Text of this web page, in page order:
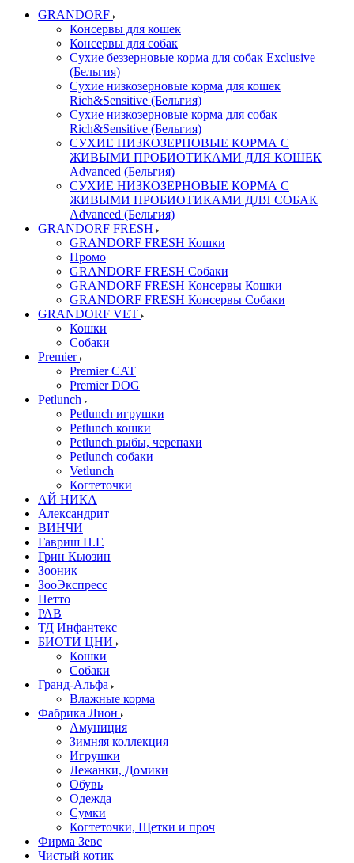
GRANDORF
Консервы для кошек
Консервы для собак
Сухие беззерновые корма для собак Exclusive
(Бельгия)
Сухие низкозерновые корма для кошек
Rich&Sensitive (Бельгия)
Сухие низкозерновые корма для собак
Rich&Sensitive (Бельгия)
СУХИЕ НИЗКОЗЕРНОВЫЕ КОРМА С
ЖИВЫМИ ПРОБИОТИКАМИ ДЛЯ КОШЕК
Advanced (Бельгия)
СУХИЕ НИЗКОЗЕРНОВЫЕ КОРМА С
ЖИВЫМИ ПРОБИОТИКАМИ ДЛЯ СОБАК
Advanced (Бельгия)
GRANDORF FRESH
GRANDORF FRESH Кошки
Промо
GRANDORF FRESH Собаки
GRANDORF FRESH Консервы Кошки
GRANDORF FRESH Консервы Собаки
GRANDORF VET
Кошки
Собаки
Premier
Premier CAT
Premier DOG
Petlunch
Petlunch игрушки
Petlunch кошки
Petlunch рыбы, черепахи
Petlunch собаки
Vetlunch
Когтеточки
АЙ НИКА
Александрит
ВИНЧИ
Гавриш Н.Г.
Грин Кьюзин
Зооник
ЗооЭкспресс
Петто
РАВ
ТД Инфантекс
БИОТИ ЦНИ
Кошки
Собаки
Гранд-Альфа
Влажные корма
Фабрика Лион
Амуниция
Зимняя коллекция
Игрушки
Лежанки, Домики
Обувь
Одежда
Сумки
Когтеточки, Щетки и проч
Фирма Зевс
Чистый котик